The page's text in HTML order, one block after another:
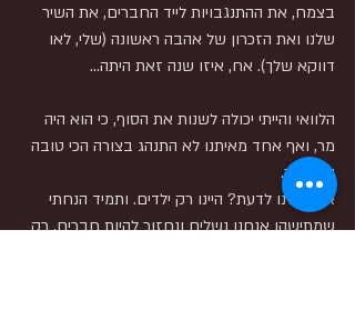
בצמח, את ההתנגבויות לייד החברים, את השיר
שלנו ואת הזכרון של אהבה ראשונה (שלי, לאו
דווקא שלך). אח, איזו שנה זאת היתה...
הלוואי והייתי יכולה לשנות את הסוף, כי הוא היה
מר, ואף אחד מאיתנו לא התנהג בצורה הכי טובה
שאפשר.
איך יכולנו לדעת? היינו רק ילדים. ותמיד הנחתי
שמתישהו אנחנו נשלים ונחזור להיות חברים, רק